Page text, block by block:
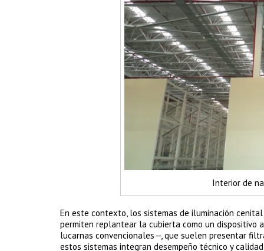
Interior de
En este contexto, los sistemas de iluminación
permiten replantear la cubierta como un dispositivo
lucarnas convencionales—, que suelen presentar
estos sistemas integran desempeño técnico y